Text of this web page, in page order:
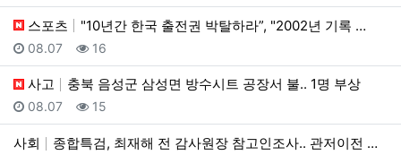
스포츠 "10년간 한국 출전권 박탈하라”, "2002년 기록 …
등록일
08.07 조회
16
사고 충북 음성군 삼성면 방수시트 공장서 불.. 1명 부상
등록일
08.07 조회
15
사회 종합특검, 최재해 전 감사원장 참고인조사.. 관저이전 …